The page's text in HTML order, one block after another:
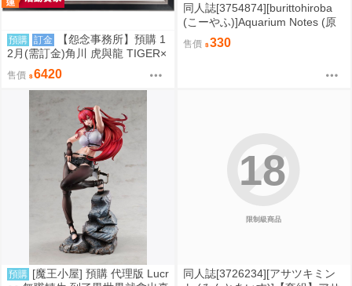
預購 訂金
【怨念事務所】預購 1
2月(需訂金)角川 虎與龍 TIGER×
DRAGON! 20週年紀念 B4藝術複
製畫畫框 0905
售價 6420
同人誌[3754874][burittohiroba
(こーやふ)]Aquarium Notes (原
售價 330
預購 [魔王小屋] 預購 代理版 Lucr
限制級商品
18
同人誌[3726234][アサツキミン